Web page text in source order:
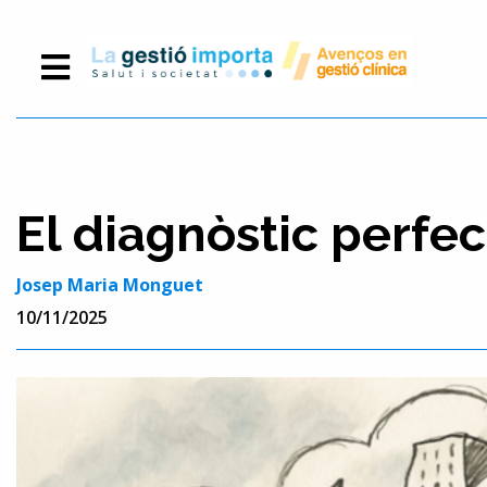
El diagnòstic
Josep Maria Monguet
10/11/2025